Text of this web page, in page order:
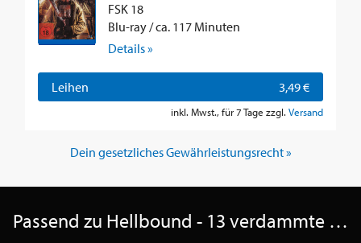
FSK 18
Blu-ray / ca. 117 Minuten
Details »
Leihen 3,49 €
inkl. Mwst., für 7 Tage zzgl. Versand
Dein gesetzliches Gewährleistungsrecht »
Passend zu Hellbound - 13 verdammte Seelen